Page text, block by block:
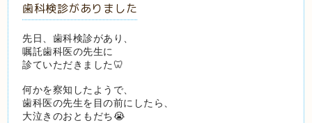
歯科検診がありました
先日、歯科検診があり、
嘱託歯科医の先生に
診ていただきました🦷
何かを察知したようで、
歯科医の先生を目の前にしたら、
大泣きのおともだち😭